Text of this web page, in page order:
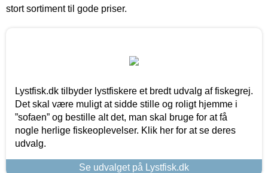
stort sortiment til gode priser.
Lystfisk.dk tilbyder lystfiskere et bredt udvalg af fiskegrej.
Det skal være muligt at sidde stille og roligt hjemme i
”sofaen” og bestille alt det, man skal bruge for at få
nogle herlige fiskeoplevelser. Klik her for at se deres
udvalg.
Se udvalget på Lystfisk.dk